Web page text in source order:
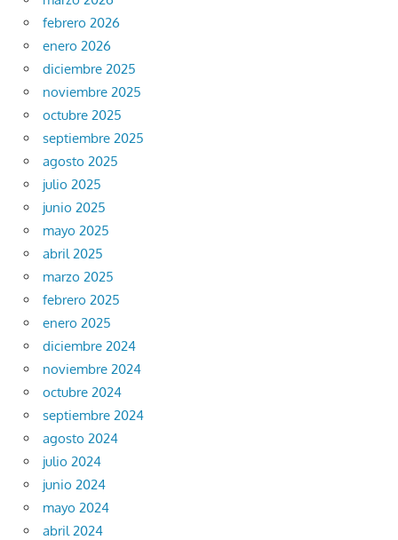
febrero 2026
enero 2026
diciembre 2025
noviembre 2025
octubre 2025
septiembre 2025
agosto 2025
julio 2025
junio 2025
mayo 2025
abril 2025
marzo 2025
febrero 2025
enero 2025
diciembre 2024
noviembre 2024
octubre 2024
septiembre 2024
agosto 2024
julio 2024
junio 2024
mayo 2024
abril 2024